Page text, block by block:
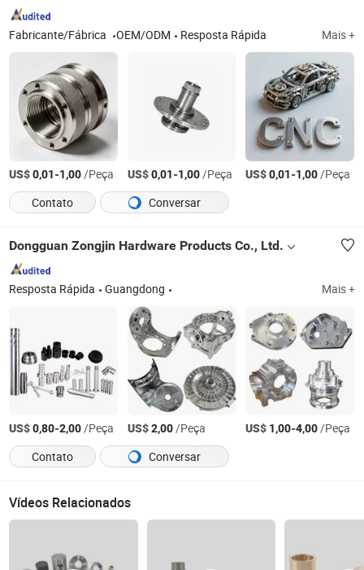
Fabricante/Fábrica OEM/ODM Resposta Rápida Mais +
US$0,01-1,00/Peça US$0,01-1,00/Peça US$0,01-1,00/Peça
Contato
Conversar
Dongguan Zongjin Hardware Products Co., Ltd.
Resposta Rápida Guangdong Mais +
US$0,80-2,00/Peça US$2,00/Peça US$ 1,00-4,00/Peça
Contato
Conversar
Vídeos Relacionados